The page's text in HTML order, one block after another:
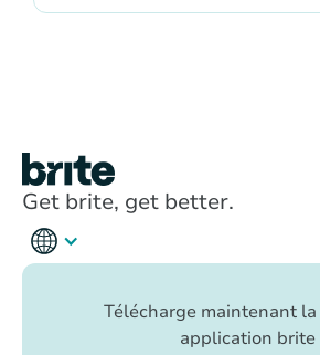
Get brite, get better.
Télécharge maintenant
application brite